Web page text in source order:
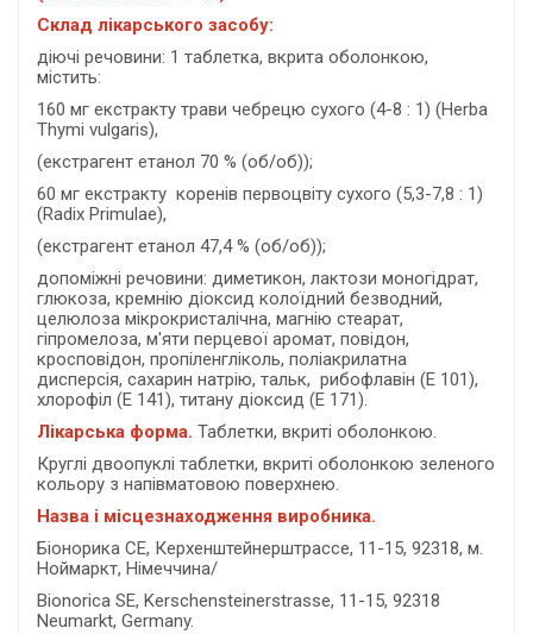
Склад лікарського засобу:
діючі речовини: 1 таблетка, вкрита оболонкою,
містить:
160 мг екстракту трави чебрецю сухого (4-8 : 1) (Herba
Thymi vulgaris),
(екстрагент етанол 70 % (об/об));
60 мг екстракту коренів первоцвіту сухого (5,3-7,8 : 1)
(Radix Primulae),
(екстрагент етанол 47,4 % (об/об));
допоміжні речовини: диметикон, лактози моногідрат,
глюкоза, кремнію діоксид колоїдний безводний,
целюлоза мікрокристалічна, магнію стеарат,
гіпромелоза, м'яти перцевої аромат, повідон,
кросповідон, пропіленгліколь, поліакрилатна
дисперсія, сахарин натрію, тальк, рибофлавін (Е 101),
хлорофіл (Е 141), титану діоксид (Е 171).
Лікарська форма. Таблетки, вкриті оболонкою.
Круглі двоопуклі таблетки, вкриті оболонкою зеленого
кольору з напівматовою поверхнею.
Назва і місцезнаходження виробника.
Біонорика CE, Керхенштейнерштрассе, 11-15, 92318, м.
Ноймаркт, Німеччина/
Bionorica SE, Kerschenstеinerstrasse, 11-15, 92318
Neumarkt, Germany.